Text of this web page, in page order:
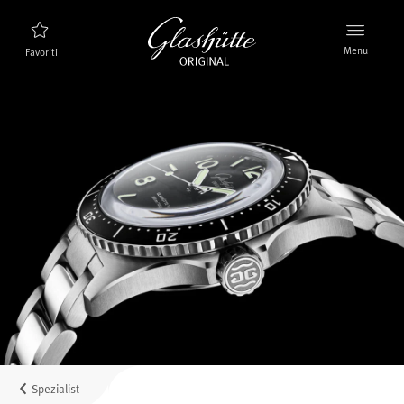
Favoriti Menu
Collezione
Scoprire la collezione
Il marchio Glashütte Original
Per saperne di più sulla Manifattura
Concessionari
Boutique e Concessionari
MyAccount
Spezialist